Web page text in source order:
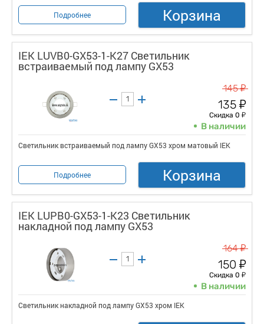
Подробнее Корзина
IEK LUVB0-GX53-1-K27 Светильник
встраиваемый под лампу GX53
145у
135 у
Скидка 0 у
В наличии
Светильник встраиваемый под лампу GX53 хром матовый IEK
Подробнее Корзина
IEK LUPB0-GX53-1-K23 Светильник
накладной под лампу GX53
164у
150 у
Скидка 0 у
В наличии
Светильник накладной под лампу GX53 хром IEK